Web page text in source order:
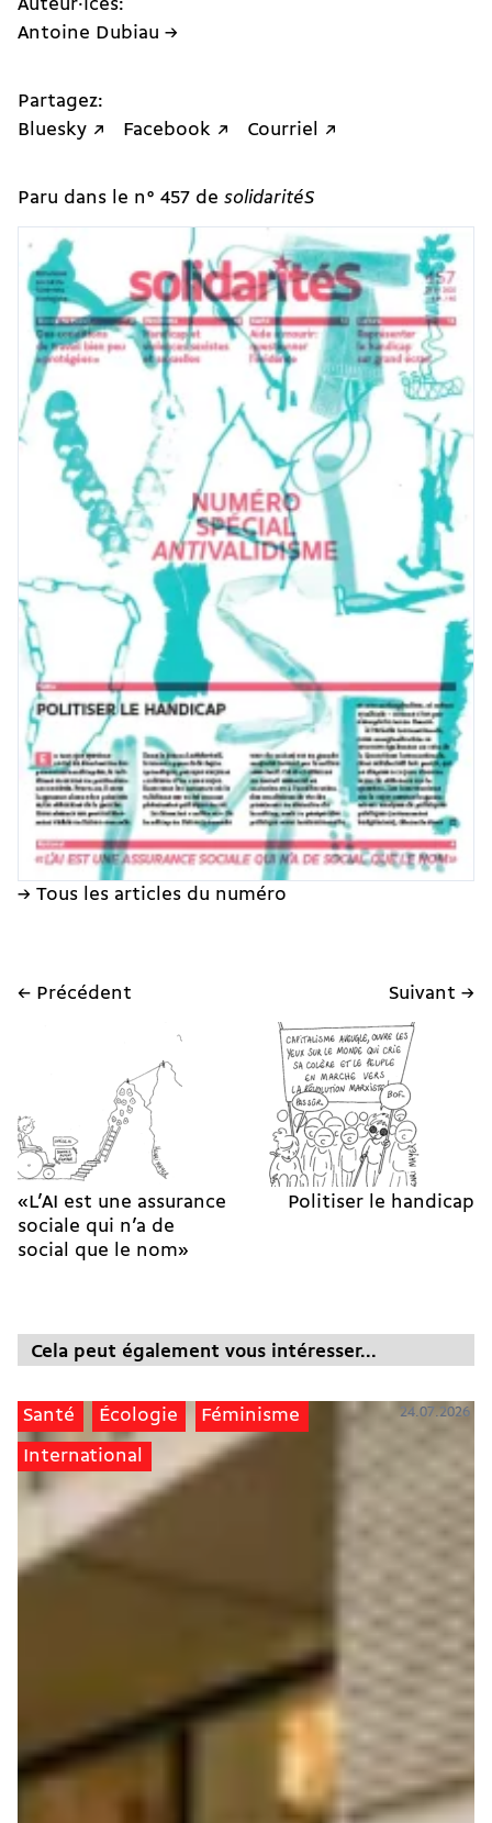
Auteur·ices:
Antoine Dubiau →
Partagez:
Bluesky ↗
Facebook ↗ Courriel ↗
Paru dans le n° 457 de solidaritéS
→ Tous les articles du numéro
← Précédent
«L’AI est une assurance
sociale qui n’a de
social que le nom»
Suivant →
Politiser le handicap
Cela peut également vous intéresser...
Santé Écologie Féminisme
International
24.07.2026